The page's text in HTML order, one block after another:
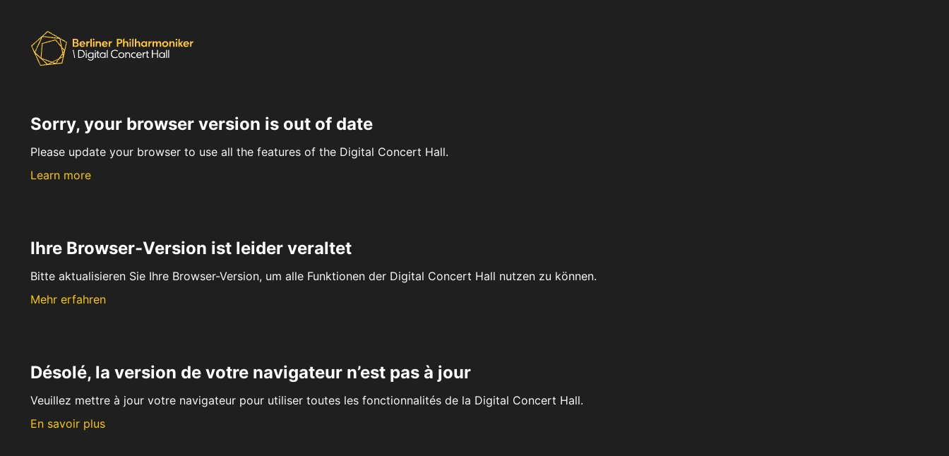
Sorry, your browser version is out of date
Please update your browser to use all the features of the Digital Concert Hall.
Learn more
Ihre Browser-Version ist leider veraltet
Bitte aktualisieren Sie Ihre Browser-Version, um alle Funktionen der Digital Concert Hall nutzen zu können.
Mehr erfahren
Désolé, la version de votre navigateur n’est pas à jour
Veuillez mettre à jour votre navigateur pour utiliser toutes les fonctionnalités de la Digital Concert Hall.
En savoir plus